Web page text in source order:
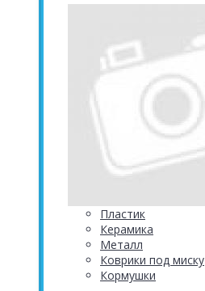
Пластик
Керамика
Металл
Коврики под миску
Кормушки